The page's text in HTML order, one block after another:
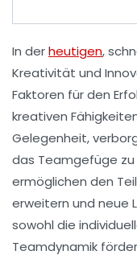
In derheutigen,
Kreativität und
Faktoren für den
kreativen
Gelegenheit,
das Teamgefüge
ermöglichen den
erweitern und neue
sowohl die
Teamdynamik